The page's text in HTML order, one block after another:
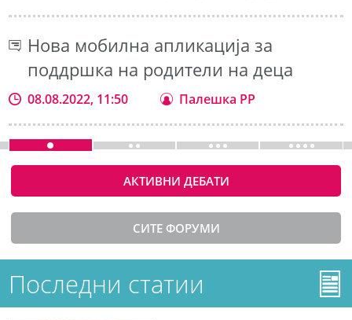
Нова мобилна апликација за
поддршка на родители на деца
08.08.2022, 11:50 Палешка РР
АКТИВНИ ДЕБАТИ
СИТЕ ФОРУМИ
Последни статии